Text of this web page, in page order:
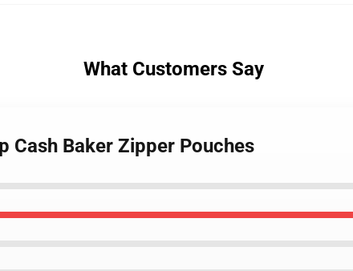
What Customers Say
Cash Baker Zipper Pouches